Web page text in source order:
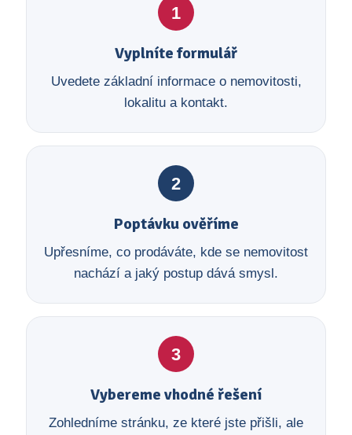
1
Vyplníte formulář
Uvedete základní informace o nemovitosti,
lokalitu a kontakt.
2
Poptávku ověříme
Upřesníme, co prodáváte, kde se nemovitost
nachází a jaký postup dává smysl.
3
Vybereme vhodné řešení
Zohledníme stránku, ze které jste přišli, ale